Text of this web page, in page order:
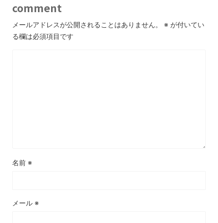
comment
メールアドレスが公開されることはありません。 ※ が付いてい
る欄は必須項目です
名前 ※
メール ※